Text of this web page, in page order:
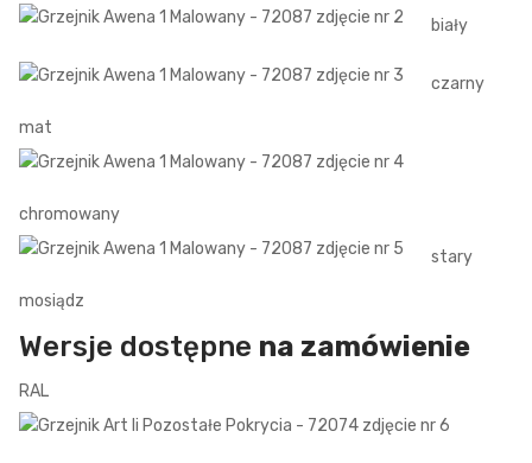
biały
czarny
mat
chromowany
stary
mosiądz
Wersje dostępne na zamówienie
RAL